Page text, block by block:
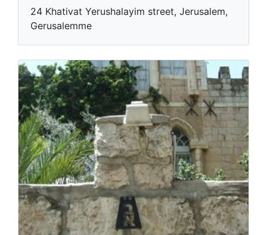
24 Khativat Yerushalayim street, Jerusalem,
Gerusalemme